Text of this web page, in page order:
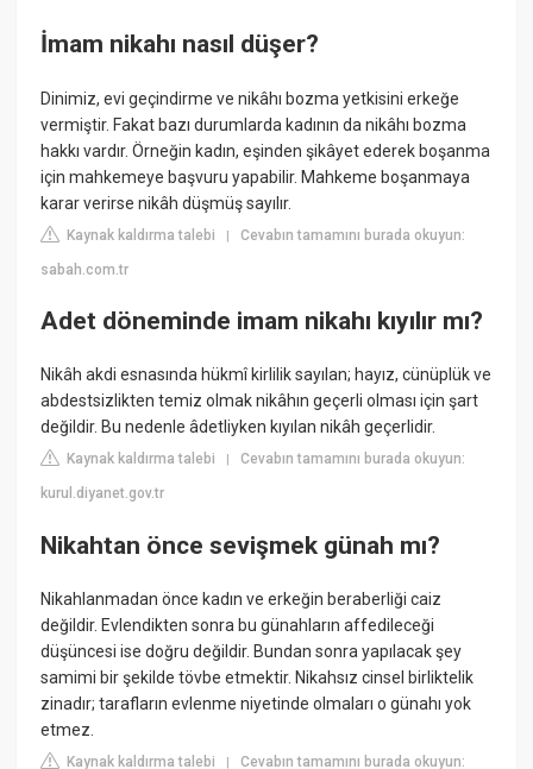
İmam nikahı nasıl düşer?
Dinimiz, evi geçindirme ve nikâhı bozma yetkisini erkeğe
vermiştir. Fakat bazı durumlarda kadının da nikâhı bozma
hakkı vardır. Örneğin kadın, eşinden şikâyet ederek boşanma
için mahkemeye başvuru yapabilir. Mahkeme boşanmaya
karar verirse nikâh düşmüş sayılır.
Kaynak kaldırma talebi |Cevabın tamamını burada okuyun:
sabah.com.tr
Adet döneminde imam nikahı kıyılır mı?
Nikâh akdi esnasında hükmî kirlilik sayılan; hayız, cünüplük ve
abdestsizlikten temiz olmak nikâhın geçerli olması için şart
değildir. Bu nedenle âdetliyken kıyılan nikâh geçerlidir.
Kaynak kaldırma talebi |Cevabın tamamını burada okuyun:
kurul.diyanet.gov.tr
Nikahtan önce sevişmek günah mı?
Nikahlanmadan önce kadın ve erkeğin beraberliği caiz
değildir. Evlendikten sonra bu günahların affedileceği
düşüncesi ise doğru değildir. Bundan sonra yapılacak şey
samimi bir şekilde tövbe etmektir. Nikahsız cinsel birliktelik
zinadır; tarafların evlenme niyetinde olmaları o günahı yok
etmez.
Kaynak kaldırma talebi |Cevabın tamamını burada okuyun: